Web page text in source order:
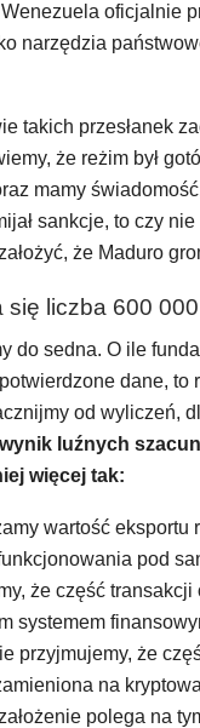
oficjalnie
narzędzia
takich przesłanek
że reżim był
mamy
sankcje, to czy
że Maduro
się liczba 600
do sedna. O ile
dane, to
od wyliczeń,
luźnych
więcej tak:
wartość eksportu
pod
że część transakcji
systemem
przyjmujemy, że
na
polega na